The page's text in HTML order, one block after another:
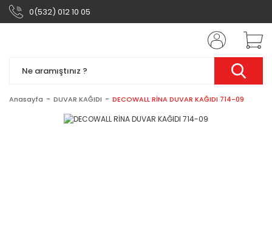
0(532) 012 10 05
Anasayfa DUVAR KAĞIDI DECOWALL RİNA DUVAR KAĞIDI 714-09